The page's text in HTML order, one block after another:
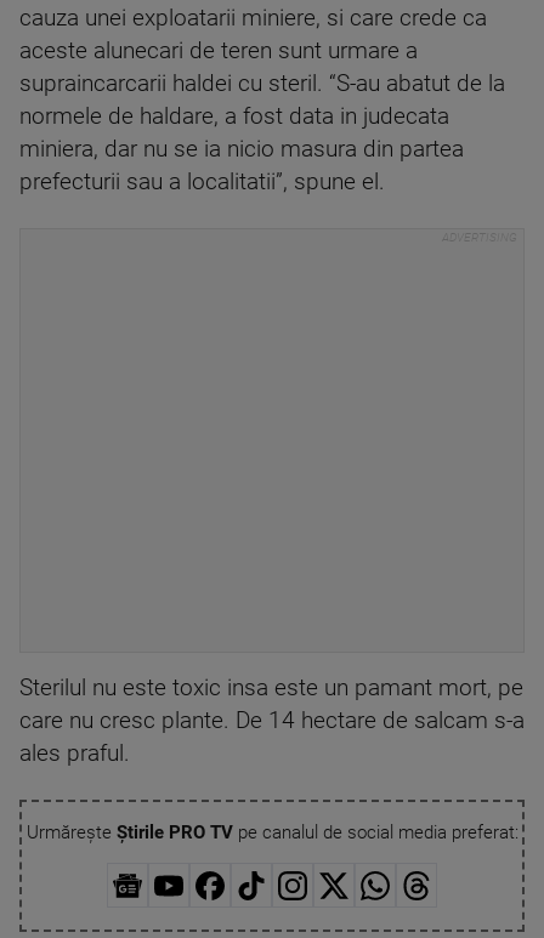
cauza unei exploatarii miniere, si care crede ca
aceste alunecari de teren sunt urmare a
supraincarcarii haldei cu steril. “S-au abatut de la
normele de haldare, a fost data in judecata
miniera, dar nu se ia nicio masura din partea
prefecturii sau a localitatii”, spune el.
Sterilul nu este toxic insa este un pamant mort, pe
care nu cresc plante. De 14 hectare de salcam s-a
ales praful.
Urmărește Știrile PRO TVpe canalul de social media preferat: